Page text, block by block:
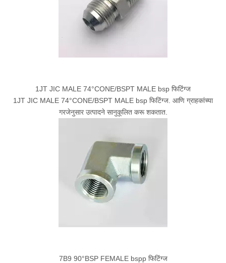
1JT JIC MALE 74°CONE/BSPT MALE bsp फिटिंग्ज
1JT JIC MALE 74°CONE/BSPT MALE bsp फिटिंग्ज. आणि ग्राहकांच्या
गरजेनुसार उत्पादने सानुकूलित करू शकतात.
7B9 90°BSP FEMALE bspp फिटिंग्ज